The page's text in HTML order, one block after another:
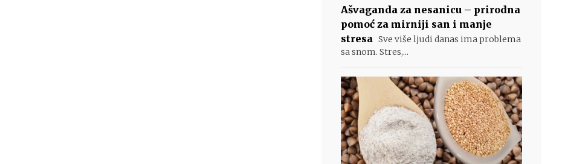
Ašvaganda za nesanicu – prirodna
pomoć za mirniji san i manje
stresa Sve više ljudi danas ima problema
sa snom. Stres,...